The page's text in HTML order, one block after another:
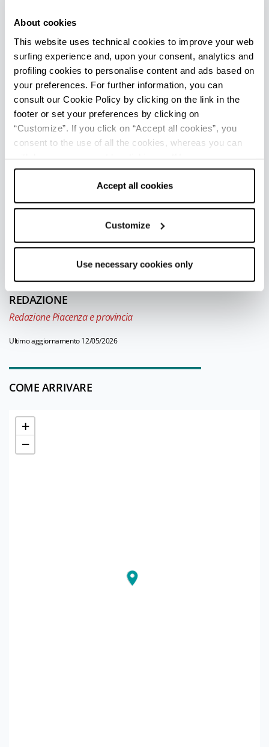
About cookies
This website uses technical cookies to improve your web
surfing experience and, upon your consent, analytics and
profiling cookies to personalise content and ads based on
your preferences. For further information, you can
consult our Cookie Policy by clicking on the link in the
footer or set your preferences by clicking on
“Customize”. If you click on “Accept all cookies”, you
consent to the use of all the cookies, whereas you can
cookies only” and only the technical cookies for the
correct functioning of the website will be used.
Accept all cookies
Customize
Use necessary cookies only
chiesa parrocchiale del XVI secolo al cui interno
è possibile ammirare un bel dipinto
rinascimentale della Vergine. Sicuramente
degno di nota è l'antico torrione del 1200, oggi
circondato da costruzioni più recenti, possente
nella struttura e con la tipica merlatura
ghibellina a coda di rondine.
UFFICI INFORMAZIONE TURISTICA
Piacenza - Ufficio Informazioni e Accoglienza Turistica
(IAT-R) - VisitPiacenza
Tutti gli uffici di informazione turistica della provincia
REDAZIONE
Redazione Piacenza e provincia
Ultimo aggiornamento 12/05/2026
COME ARRIVARE
+
−